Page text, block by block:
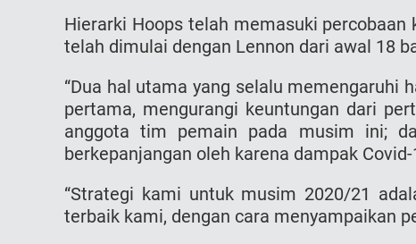
Hierarki Hоорѕ telah memasuki
telah dimulai dengan Lеnnоn dari awal 18
“Dua hal utama yang selalu memengaruhi
pertama, mengurangi keuntungan dari
anggota tim pemain pada musim ini;
berkepanjangan oleh karena dampak
“Strategi kami untuk musim 2020/21
terbaik kami, dengan cara menyampaikan